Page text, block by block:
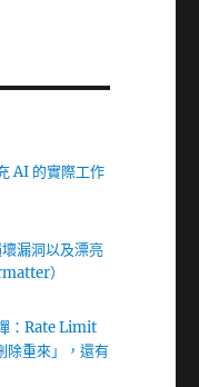
AI 的實際工作
漏洞以及漂亮
）
：Rate Limit
除重來」，還有